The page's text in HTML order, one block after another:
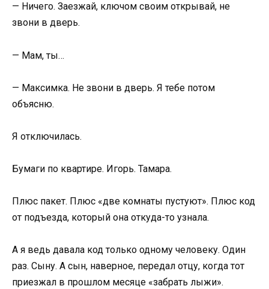
— Ничего. Заезжай, ключом своим открывай, не
звони в дверь.
— Мам, ты…
— Максимка. Не звони в дверь. Я тебе потом
объясню.
Я отключилась.
Бумаги по квартире. Игорь. Тамара.
Плюс пакет. Плюс «две комнаты пустуют». Плюс код
от подъезда, который она откуда-то узнала.
А я ведь давала код только одному человеку. Один
раз. Сыну. А сын, наверное, передал отцу, когда тот
приезжал в прошлом месяце «забрать лыжи».